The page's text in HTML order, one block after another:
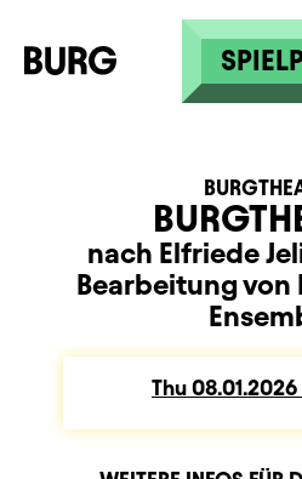
Skip to main content
nach Elfriede
Bearbeitung von
Thu Thursday
08.01.2026